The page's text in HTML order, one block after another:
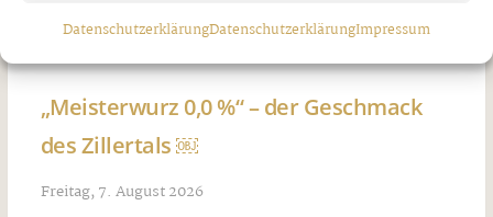
DatenschutzerklärungDatenschutzerklärungImpressum
„Meisterwurz 0,0 %“ – der Geschmack
des Zillertals ￼
Freitag, 7. August 2026